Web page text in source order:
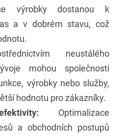
výrobky dostanou k
a v dobrém stavu, což
neustálého
mohou společnosti
výrobky nebo služby,
hodnotu pro zákazníky.
Optimalizace
a obchodních postupů